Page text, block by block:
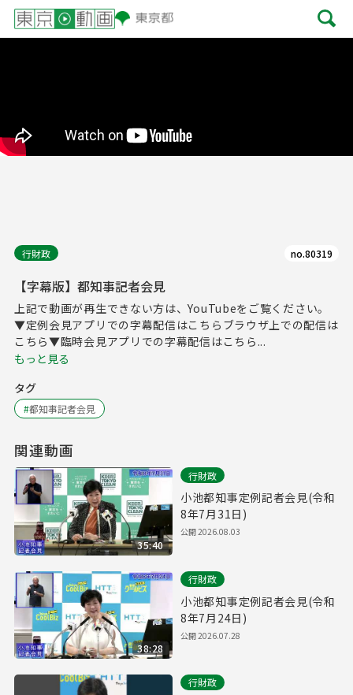
行財政 no.80319
【字幕版】都知事記者会見
上記で動画が再生できない方は、YouTubeをご覧ください。
▼定例会見アプリでの字幕配信はこちらブラウザ上での配信は
こちら▼臨時会見アプリでの字幕配信はこちら...
もっと見る
タグ
#都知事記者会見
関連動画
35:40
行財政
小池都知事定例記者会見(令和
8年7月31日)
公開2026.08.03
38:28
行財政
小池都知事定例記者会見(令和
8年7月24日)
公開2026.07.28
行財政